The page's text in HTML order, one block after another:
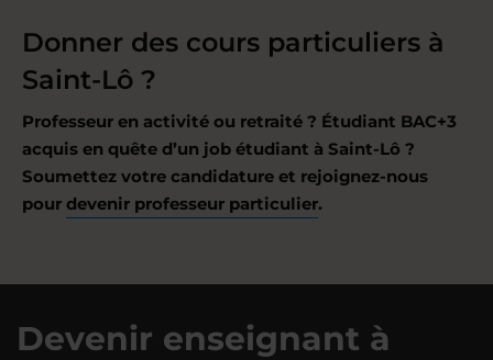
Donner des cours particuliers à
Saint-Lô ?
Professeur en activité ou retraité ? Étudiant BAC+3
acquis en quête d’un job étudiant à Saint-Lô ?
Soumettez votre candidature et rejoignez-nous
pour devenir professeur particulier.
Devenir enseignant à